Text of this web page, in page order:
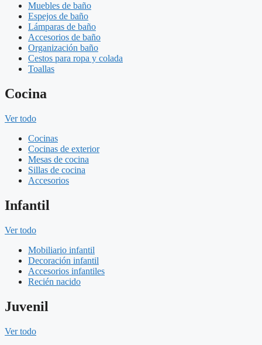
Muebles de baño
Espejos de baño
Lámparas de baño
Accesorios de baño
Organización baño
Cestos para ropa y colada
Toallas
Cocina
Ver todo
Cocinas
Cocinas de exterior
Mesas de cocina
Sillas de cocina
Accesorios
Infantil
Ver todo
Mobiliario infantil
Decoración infantil
Accesorios infantiles
Recién nacido
Juvenil
Ver todo